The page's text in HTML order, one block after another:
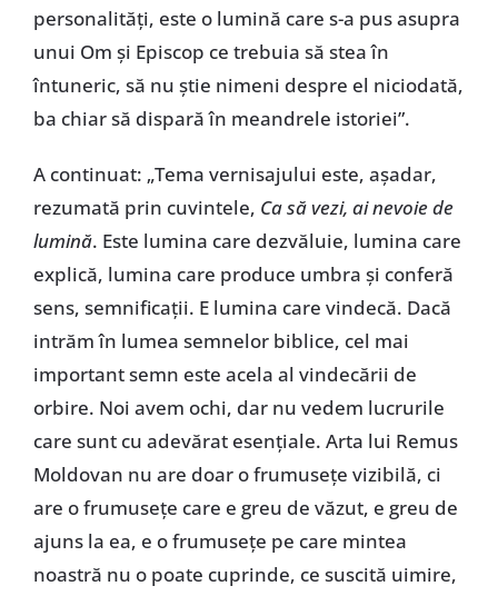
personalități, este o lumină care s-a pus asupra
unui Om și Episcop ce trebuia să stea în
întuneric, să nu știe nimeni despre el niciodată,
ba chiar să dispară în meandrele istoriei”.
A continuat: „Tema vernisajului este, așadar,
rezumată prin cuvintele, Ca să vezi, ai nevoie de
lumină. Este lumina care dezvăluie, lumina care
explică, lumina care produce umbra și conferă
sens, semnificații. E lumina care vindecă. Dacă
intrăm în lumea semnelor biblice, cel mai
important semn este acela al vindecării de
orbire. Noi avem ochi, dar nu vedem lucrurile
care sunt cu adevărat esențiale. Arta lui Remus
Moldovan nu are doar o frumusețe vizibilă, ci
are o frumusețe care e greu de văzut, e greu de
ajuns la ea, e o frumusețe pe care mintea
noastră nu o poate cuprinde, ce suscită uimire,